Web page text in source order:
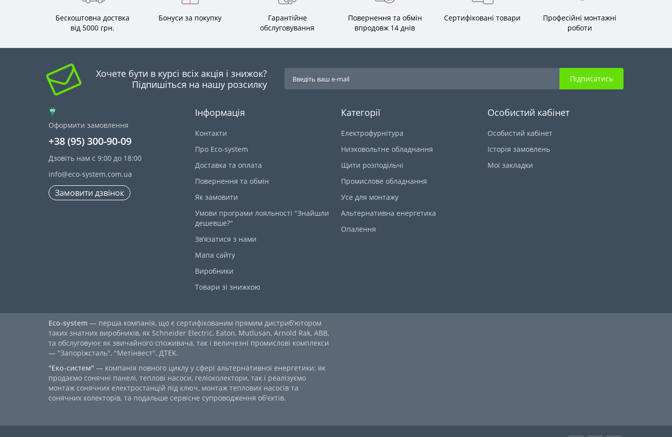
Бескоштовна доствка
від 5000 грн.
Бонуси за покупку
Гарантійне
обслуговування
Повернення та обмін
впродовж 14 днів
Сертифіковані товари
Професійні монтажні
роботи
Хочете бути в курсі всіх акція і знижок?
Підпишіться на нашу розсилку
Підписатись
Оформити замовлення
+38 (95) 300-90-09
Дзовіть нам с 9:00 до 18:00
info@eco-system.com.ua
Замовити дзвінок
Інформація
Контакти
Про Eco-system
Доставка та оплата
Повернення та обмін
Як замовити
Умови програми лояльності "Знайшли
дешевше?"
Зв’язатися з нами
Мапа сайту
Виробники
Товари зі знижкою
Категорії
Електрофурнітура
Низковольтне обладнання
Щити розподільчі
Промислове обладнання
Усе для монтажу
Альтернативна енергетика
Опалення
Особистий кабінет
Особистий кабінет
Історія замовлень
Мої закладки
Eco-system — перша компанія, що є сертифікованим прямим дистриб'ютором
таких знатних виробників, як Schneider Electric, Eaton, Mutlusan, Arnold Rak, ABB,
та обслуговуює як звичайного споживача, так і величезні промислові комплекси
— "Запоріжсталь", "Метінвест", ДТЕК.
"Еко-систем" — компанія повного циклу у сфері альтернативної енергетики: як
продаємо сонячні панелі, теплові насоси, геліоколектори, так і реалізуємо
монтаж сонячних електростанцій під ключ, монтаж теплових насосів та
сонячних колекторів, та подальше сервісне супроводження об'єктів.